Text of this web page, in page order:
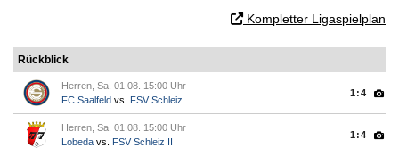
Kompletter Ligaspielplan
Rückblick
Herren, Sa. 01.08. 15:00 Uhr
FC Saalfeld vs. FSV Schleiz
1:4
Herren, Sa. 01.08. 15:00 Uhr
Lobeda vs. FSV Schleiz II
1:4